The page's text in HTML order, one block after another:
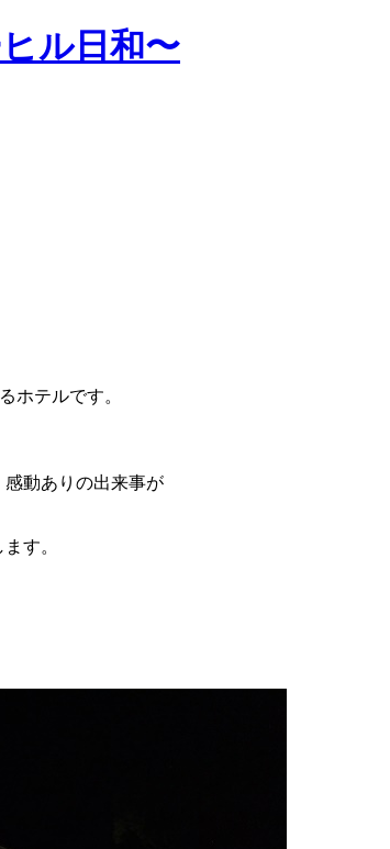
ル日和〜
ホテルです。
動ありの出来事が
す。